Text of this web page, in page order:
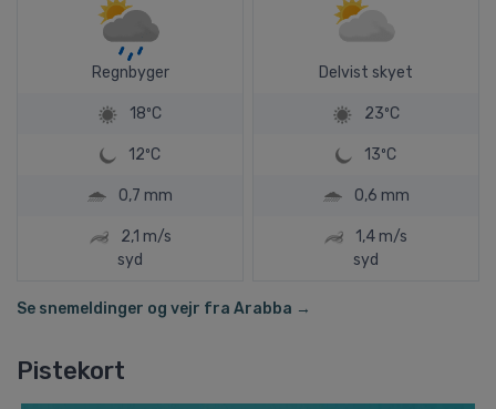
Regnbyger
18ºC
12ºC
0,7 mm
2,1 m/s
syd
Delvist skyet
23ºC
13ºC
0,6 mm
1,4 m/s
syd
Se snemeldinger og vejr fra Arabba →
Pistekort